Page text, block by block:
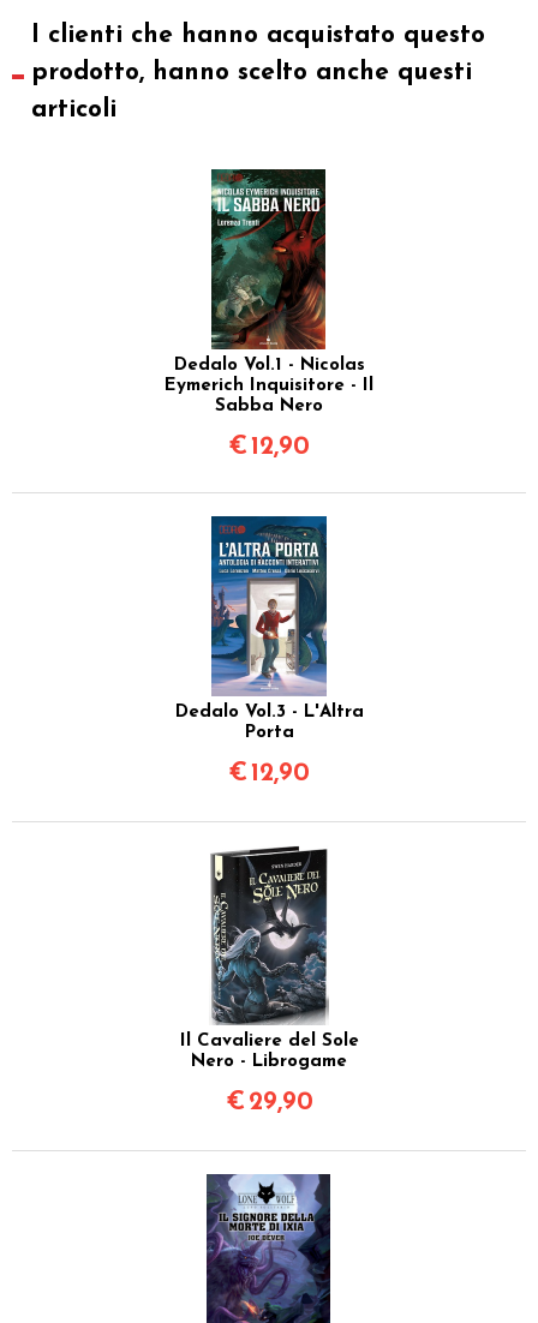
I clienti che hanno acquistato questo
prodotto, hanno scelto anche questi
articoli
Dedalo Vol.1 - Nicolas
Eymerich Inquisitore - Il
Sabba Nero
€ 12,90
Dedalo Vol.3 - L'Altra
Porta
€ 12,90
Il Cavaliere del Sole
Nero - Librogame
€ 29,90